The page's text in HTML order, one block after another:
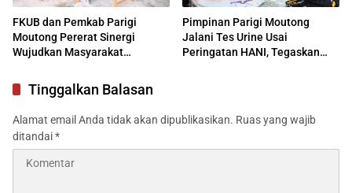
FKUB dan Pemkab Parigi
Moutong Pererat Sinergi
Wujudkan Masyarakat
Pimpinan Parigi Moutong
Jalani Tes Urine Usai
Peringatan HANI, Tegaskan
Tinggalkan Balasan
Alamat email Anda tidak akan dipublikasikan. Ruas yang wajib
ditandai*